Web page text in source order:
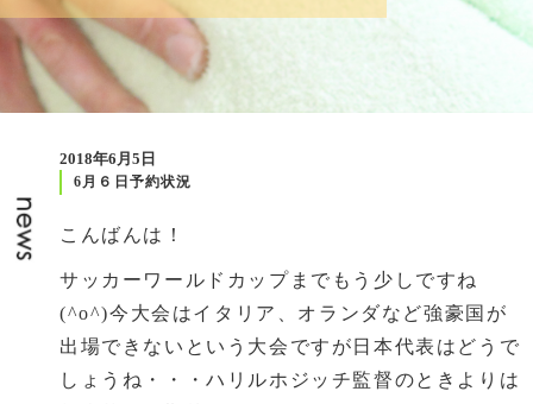
2018年6月5日
6月６日予約状況
こんばんは！
サッカーワールドカップまでもう少しですね
(^o^)今大会はイタリア、オランダなど強豪国が
出場できないという大会ですが日本代表はどうで
しょうね・・・ハリルホジッチ監督のときよりは